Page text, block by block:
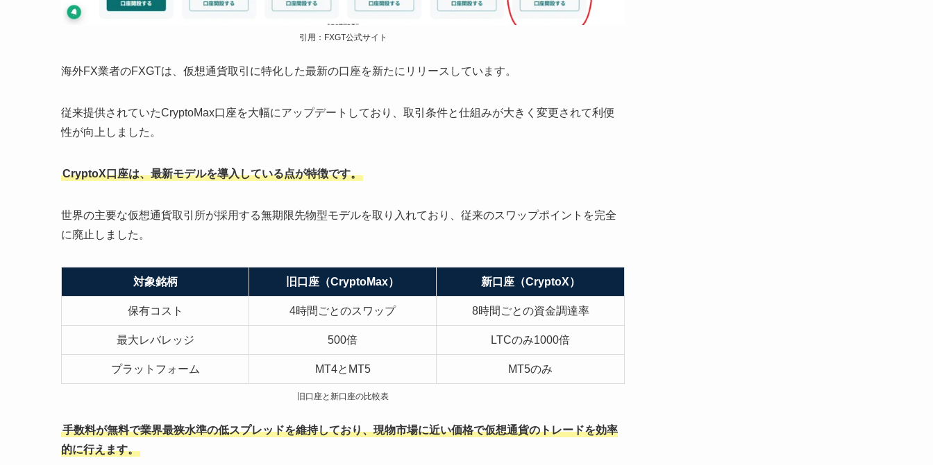
引用：FXGT公式サイト
海外FX業者のFXGTは、仮想通貨取引に特化した最新の口座を新たにリリースしています。
従来提供されていたCryptoMax口座を大幅にアップデートしており、取引条件と仕組みが大きく変更されて利便
性が向上しました。
CryptoX口座は、最新モデルを導入している点が特徴です。
世界の主要な仮想通貨取引所が採用する無期限先物型モデルを取り入れており、従来のスワップポイントを完全
に廃止しました。
対象銘柄 旧口座（CryptoMax） 新口座（CryptoX）
保有コスト 4時間ごとのスワップ 8時間ごとの資金調達率
最大レバレッジ 500倍 LTCのみ1000倍
プラットフォーム MT4とMT5 MT5のみ
旧口座と新口座の比較表
手数料が無料で業界最狭水準の低スプレッドを維持しており、現物市場に近い価格で仮想通貨のトレードを効率
的に行えます。